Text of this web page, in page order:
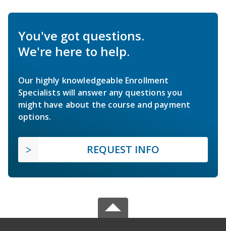
You've got questions.
We're here to help.
Our highly knowledgeable Enrollment
Specialists will answer any questions you
might have about the course and payment
options.
REQUEST INFO